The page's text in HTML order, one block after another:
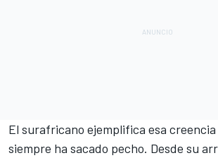
El surafricano ejemplifica esa creencia
siempre ha sacado pecho. Desde su